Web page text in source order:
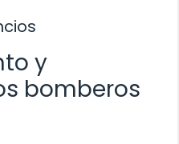
y
bomberos